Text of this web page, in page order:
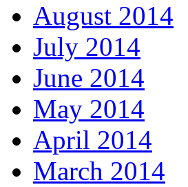
August 2014
July 2014
June 2014
May 2014
April 2014
March 2014